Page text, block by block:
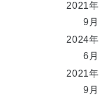
2021年
9月
2024年
6月
2021年
9月